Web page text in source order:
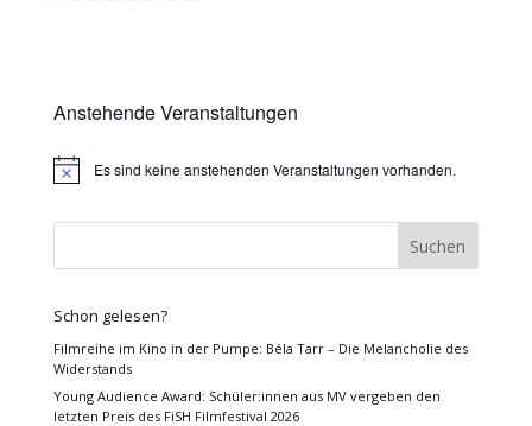
Anstehende Veranstaltungen
HinweisEs sind keine anstehenden Veranstaltungen vorhanden.
Schon gelesen?
Filmreihe im Kino in der Pumpe: Béla Tarr – Die Melancholie des
Widerstands
Young Audience Award: Schüler:innen aus MV vergeben den
letzten Preis des FiSH Filmfestival 2026